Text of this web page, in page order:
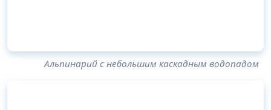
Альпинарий с небольшим каскадным водопадом